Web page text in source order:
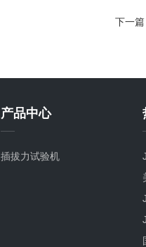
下一
产品中心
插拔力试验机